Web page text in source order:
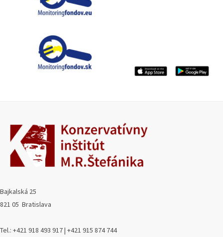
Bajkalská 25
821 05 Bratislava
Tel.: +421 918 493 917 | +421 915 874 744